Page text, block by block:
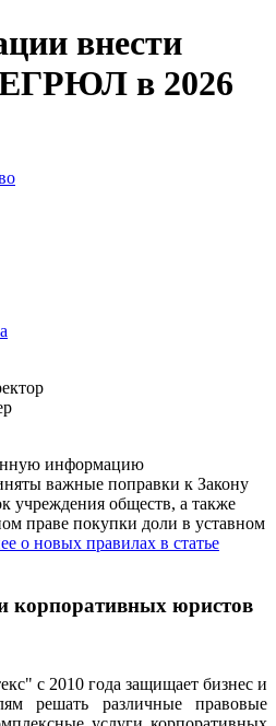
внести
ЕГРЮЛ в 2026
информацию
важные поправки к Закону
обществ, а также
праве покупки доли в уставном
о новых правилах в статье
корпоративных юристов
с 2010 года защищает бизнес и
решать различные правовые